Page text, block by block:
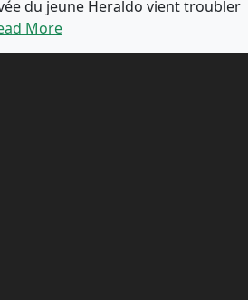
du jeune Heraldo vient troubler
More